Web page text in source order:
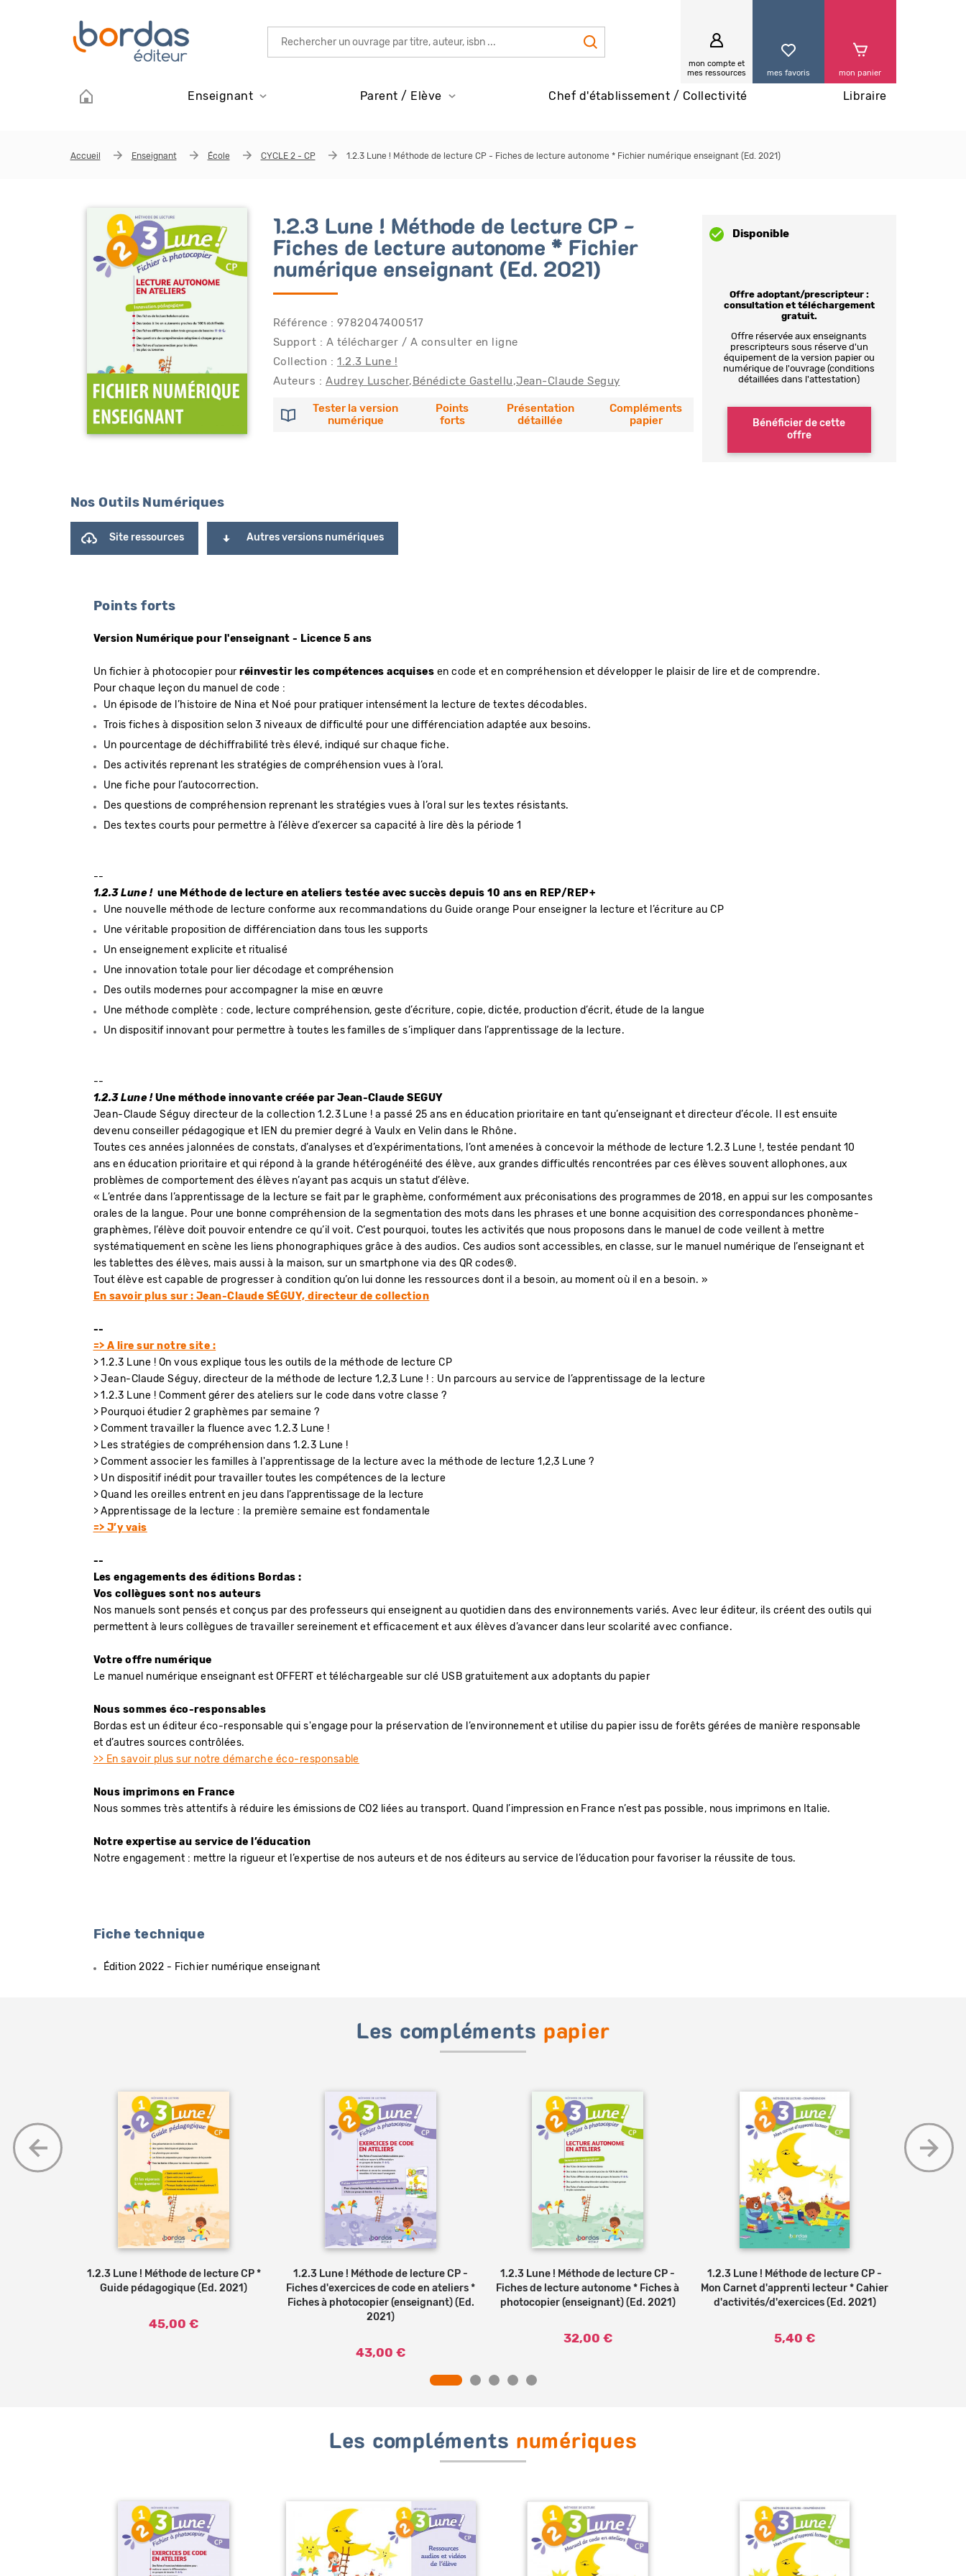
Aller au contenu principal
mon compte et
mes ressources
mes favoris mon panier
Enseignant Parent / Elève Chef d'établissement / Collectivité Libraire
Accueil Enseignant École CYCLE 2 - CP 1.2.3 Lune ! Méthode de lecture CP - Fiches de lecture autonome * Fichier numérique enseignant (Ed. 2021)
1.2.3 Lune ! Méthode de lecture CP -
Fiches de lecture autonome * Fichier
numérique enseignant (Ed. 2021)
Référence : 9782047400517
Support : A télécharger / A consulter en ligne
Collection : 1.2.3 Lune !
Auteurs : Audrey Luscher Bénédicte Gastellu Jean-Claude Seguy
Tester la version
numérique
Points
forts
Présentation
détaillée
Compléments
papier
Disponible
Offre adoptant/prescripteur :
consultation et téléchargement
gratuit.
Offre réservée aux enseignants
prescripteurs sous réserve d'un
équipement de la version papier ou
numérique de l'ouvrage (conditions
détaillées dans l'attestation)
Bénéficier de cette
offre
Nos Outils Numériques
Site ressources Autres versions numériques
Points forts
Version Numérique pour l'enseignant - Licence 5 ans
Un fichier à photocopier pourréinvestir les compétences acquises en code et en compréhension et développer le plaisir de lire et de comprendre.
Pour chaque leçon du manuel de code :
Un épisode de l’histoire de Nina et Noé pour pratiquer intensément la lecture de textes décodables.
Trois fiches à disposition selon 3 niveaux de difficulté pour une différenciation adaptée aux besoins.
Un pourcentage de déchiffrabilité très élevé, indiqué sur chaque fiche.
Des activités reprenant les stratégies de compréhension vues à l’oral.
Une fiche pour l’autocorrection.
Des questions de compréhension reprenant les stratégies vues à l’oral sur les textes résistants.
Des textes courts pour permettre à l’élève d’exercer sa capacité à lire dès la période 1
--
1.2.3 Lune ! une Méthode de lecture en ateliers testée avec succès depuis 10 ans en REP/REP+
Une nouvelle méthode de lecture conforme aux recommandations du Guide orange Pour enseigner la lecture et l’écriture au CP
Une véritable proposition de différenciation dans tous les supports
Un enseignement explicite et ritualisé
Une innovation totale pour lier décodage et compréhension
Des outils modernes pour accompagner la mise en œuvre
Une méthode complète : code, lecture compréhension, geste d’écriture, copie, dictée, production d’écrit, étude de la langue
Un dispositif innovant pour permettre à toutes les familles de s’impliquer dans l’apprentissage de la lecture.
--
1.2.3 Lune ! Une méthode innovante créée par Jean-Claude SEGUY
Jean-Claude Séguy directeur de la collection 1.2.3 Lune ! a passé 25 ans en éducation prioritaire en tant qu’enseignant et directeur d’école. Il est ensuite
devenu conseiller pédagogique et IEN du premier degré à Vaulx en Velin dans le Rhône.
Toutes ces années jalonnées de constats, d’analyses et d’expérimentations, l’ont amenées à concevoir la méthode de lecture 1.2.3 Lune !, testée pendant 10
ans en éducation prioritaire et qui répond à la grande hétérogénéité des élève, aux grandes difficultés rencontrées par ces élèves souvent allophones, aux
problèmes de comportement des élèves n’ayant pas acquis un statut d’élève.
« L’entrée dans l’apprentissage de la lecture se fait par le graphème, conformément aux préconisations des programmes de 2018, en appui sur les composantes
orales de la langue. Pour une bonne compréhension de la segmentation des mots dans les phrases et une bonne acquisition des correspondances phonème-
graphèmes, l’élève doit pouvoir entendre ce qu’il voit. C’est pourquoi, toutes les activités que nous proposons dans le manuel de code veillent à mettre
systématiquement en scène les liens phonographiques grâce à des audios. Ces audios sont accessibles, en classe, sur le manuel numérique de l’enseignant et
les tablettes des élèves, mais aussi à la maison, sur un smartphone via des QR codes®.
Tout élève est capable de progresser à condition qu’on lui donne les ressources dont il a besoin, au moment où il en a besoin. »
En savoir plus sur : Jean-Claude SÉGUY, directeur de collection
--
=> A lire sur notre site :
> 1.2.3 Lune ! On vous explique tous les outils de la méthode de lecture CP
> Jean-Claude Séguy, directeur de la méthode de lecture 1,2,3 Lune ! : Un parcours au service de l’apprentissage de la lecture
> 1.2.3 Lune ! Comment gérer des ateliers sur le code dans votre classe ?
> Pourquoi étudier 2 graphèmes par semaine ?
> Comment travailler la fluence avec 1.2.3 Lune !
> Les stratégies de compréhension dans 1.2.3 Lune !
> Comment associer les familles à l'apprentissage de la lecture avec la méthode de lecture 1,2,3 Lune ?
> Un dispositif inédit pour travailler toutes les compétences de la lecture
> Quand les oreilles entrent en jeu dans l’apprentissage de la lecture
> Apprentissage de la lecture : la première semaine est fondamentale
=> J’y vais
--
Les engagements des éditions Bordas :
Vos collègues sont nos auteurs
Nos manuels sont pensés et conçus par des professeurs qui enseignent au quotidien dans des environnements variés. Avec leur éditeur, ils créent des outils qui
permettent à leurs collègues de travailler sereinement et efficacement et aux élèves d’avancer dans leur scolarité avec confiance.
Votre offre numérique
Le manuel numérique enseignant est OFFERT et téléchargeable sur clé USB gratuitement aux adoptants du papier
Nous sommes éco-responsables
Bordas est un éditeur éco-responsable qui s'engage pour la préservation de l’environnement et utilise du papier issu de forêts gérées de manière responsable
et d’autres sources contrôlées.
>> En savoir plus sur notre démarche éco-responsable
Nous imprimons en France
Nous sommes très attentifs à réduire les émissions de CO2 liées au transport. Quand l’impression en France n’est pas possible, nous imprimons en Italie.
Notre expertise au service de l’éducation
Notre engagement : mettre la rigueur et l’expertise de nos auteurs et de nos éditeurs au service de l’éducation pour favoriser la réussite de tous.
Fiche technique
Édition 2022 - Fichier numérique enseignant
Les compléments papier
Ajouter au panier
1.2.3 Lune ! Méthode de lecture CP *
Guide pédagogique (Ed. 2021)
45,00 €
1.2.3 Lune ! Méthode de lecture CP -
Fiches d'exercices de code en ateliers *
Fiches à photocopier (enseignant) (Ed.
2021)
43,00 €
1.2.3 Lune ! Méthode de lecture CP -
Fiches de lecture autonome * Fiches à
photocopier (enseignant) (Ed. 2021)
32,00 €
1.2.3 Lune ! Méthode de lecture CP -
Mon Carnet d'apprenti lecteur * Cahier
d'activités/d'exercices (Ed. 2021)
5,40 €
Les compléments numériques